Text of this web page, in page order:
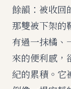
餘韻：被收回
那雙被下架的
有過一抹橘、
來的便利感，
紀的累積。它